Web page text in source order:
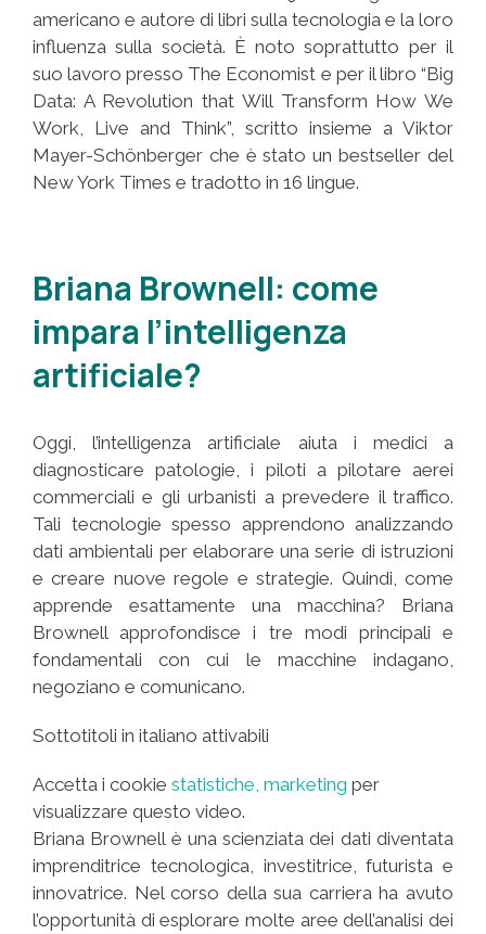
americano e autore di libri sulla tecnologia e la loro
influenza sulla società. È noto soprattutto per il
suo lavoro presso The Economist e per il libro “Big
Data: A Revolution that Will Transform How We
Work, Live and Think”, scritto insieme a Viktor
Mayer-Schönberger che è stato un bestseller del
New York Times e tradotto in 16 lingue.
Briana Brownell: come
impara l’intelligenza
artificiale?
Oggi, l’intelligenza artificiale aiuta i medici a
diagnosticare patologie, i piloti a pilotare aerei
commerciali e gli urbanisti a prevedere il traffico.
Tali tecnologie spesso apprendono analizzando
dati ambientali per elaborare una serie di istruzioni
e creare nuove regole e strategie. Quindi, come
apprende esattamente una macchina? Briana
Brownell approfondisce i tre modi principali e
fondamentali con cui le macchine indagano,
negoziano e comunicano.
Sottotitoli in italiano attivabili
Accetta i cookie statistiche, marketing per
visualizzare questo video.
Briana Brownell è una scienziata dei dati diventata
imprenditrice tecnologica, investitrice, futurista e
innovatrice. Nel corso della sua carriera ha avuto
l’opportunità di esplorare molte aree dell’analisi dei